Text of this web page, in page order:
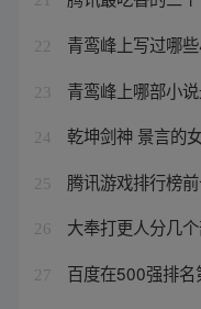
22 青鸾峰上写过哪
23 青鸾峰上哪部小
24 乾坤剑神 景言的
25 腾讯游戏排行榜
26 大奉打更人分几
27
百度在500强排名